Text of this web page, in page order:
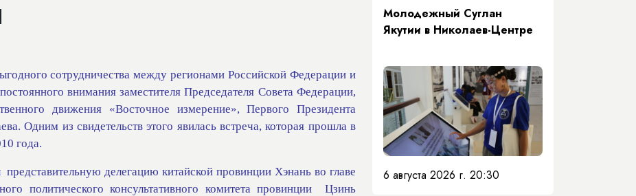
сотрудничества между регионами Российской Федерации и
внимания заместителя Председателя Совета Федерации,
движения «Восточное измерение», Первого Президента
Одним из свидетельств этого явилась встреча, которая прошла в
года.
представительную делегацию китайской провинции Хэнань во главе
политического консультативного комитета провинции
Цзинь
Молодежный Суглан
Якутии в Николаев-Центре
6 августа 2026 г. 20:30